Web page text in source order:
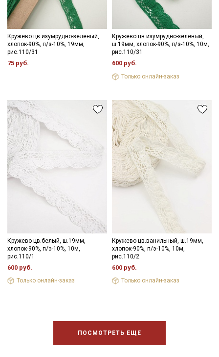
Кружево цв.изумрудно-зеленый,
хлопок-90%, п/э-10%, 19мм,
рис.110/31
75 руб.
Кружево цв.изумрудно-зеленый,
ш.19мм, хлопок-90%, п/э-10%, 10м,
рис.110/31
600 руб.
Только онлайн-заказ
Кружево цв.белый, ш.19мм,
хлопок-90%, п/э-10%, 10м,
рис.110/1
600 руб.
Только онлайн-заказ
Кружево цв.ванильный, ш.19мм,
хлопок-90%, п/э-10%, 10м,
рис.110/2
600 руб.
Только онлайн-заказ
ПОСМОТРЕТЬ ЕЩЕ